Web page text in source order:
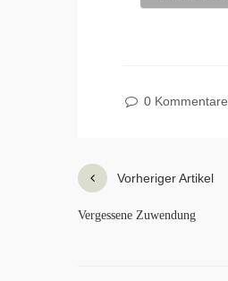
0 Kommentare
Vorheriger Artikel
Vergessene Zuwendung